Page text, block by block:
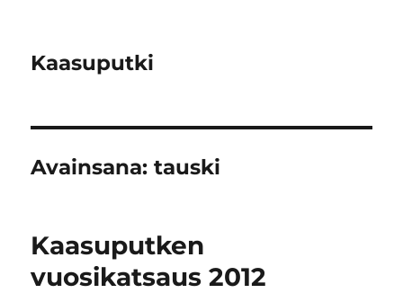
Kaasuputki
Avainsana:tauski
Kaasuputken
vuosikatsaus 2012